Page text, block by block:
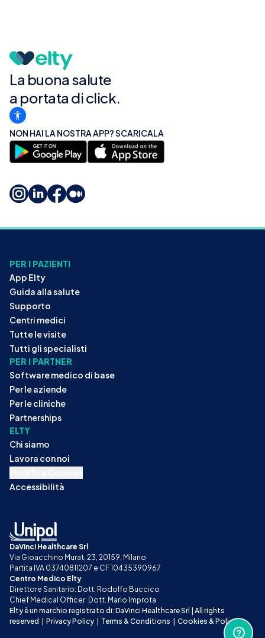
La buona salute
a portata di click.
NON HAI LA NOSTRA APP? SCARICALA
PER I PAZIENTI
App Elty
Guida alla salute
Supporto
Centri medici
Tutte le visite
Tutti gli specialisti
PER I PARTNER
Software medico di base
Per le aziende
Per le cliniche
Partnerships
ELTY
Chi siamo
Lavora con noi
Accessibilità
DaVinci Healthcare Srl
Via Gioacchino Murat, 23, 20159, Milano
Partita IVA 03740811207 e CF 10435390967
Centro Medico Elty
Direttore Sanitario: Dott. Rodolfo Buccico
Chief Medical Officer: Dott. Mario Improta
Elty è un marchio registrato di: DaVinci Healthcare Srl | All rights
reserved | Privacy Policy | Terms & Conditions | Cookies & Policy